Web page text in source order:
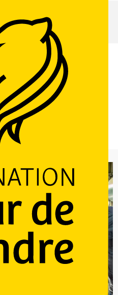
à Saint-Sylvestre-Cappel
tot 11:30 / Vrijdag 14
/ ...
à Saint-Sylvestre-Cappel
+2 fotos